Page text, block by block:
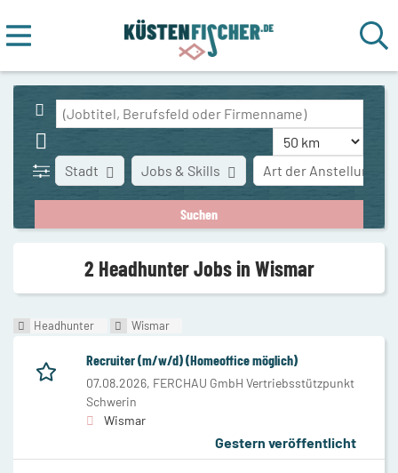
Stadt Art der Anstellung
Jobs & Skills
2 Headhunter Jobs in Wismar
Headhunter Wismar
Recruiter (m/w/d) (Homeoffice möglich)
07.08.2026, FERCHAU GmbH Vertriebsstützpunkt
Schwerin
Wismar
Gestern veröffentlicht